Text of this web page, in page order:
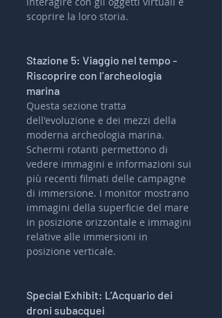
scoprire la loro storia.
Stazione 5: Viaggio nel tempo -
Riscoprire con l’archeologia
marina
Questa sezione tratta
dell'evoluzione e dei mezzi della
moderna archeologia marina.
Schermi rotanti permettono di
vedere immagini e informazioni sui
più recenti filmati delle campagne
di immersione. I monitor mostrano
immagini della superficie del mare
in posizione orizzontale e immagini
relative alle immersioni in
posizione verticale.
Special Exhibit: L’Acquario dei
droni subacquei